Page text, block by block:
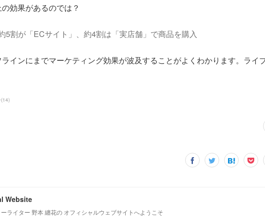
効果があるのでは？
5割が「ECサイト」、約4割は「実店舗」で商品を購入
インにまでマーケティング効果が波及することがよくわかります。ライ
(14)
Website
ライター 野本 纏花の オフィシャルウェブサイトへようこそ